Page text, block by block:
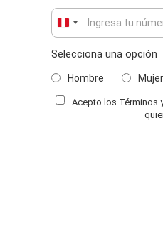
ENVIAR COMENTARIO
Peru
+51
Selecciona una opción
Hombre Mujer
Acepto los Términos